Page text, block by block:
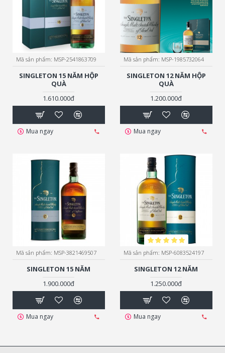
Mã sản phẩm: MSP-2541863709
SINGLETON 15 NĂM HỘP
QUÀ
1.610.000đ
Mua ngay
Mã sản phẩm: MSP-1985732064
SINGLETON 12 NĂM HỘP
QUÀ
1.200.000đ
Mua ngay
Mã sản phẩm: MSP-3821469507
SINGLETON 15 NĂM
1.900.000đ
Mua ngay
Mã sản phẩm: MSP-6083524197
SINGLETON 12 NĂM
1.250.000đ
Mua ngay